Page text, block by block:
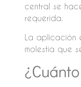
central se
requerida.
La aplicación
molestia que